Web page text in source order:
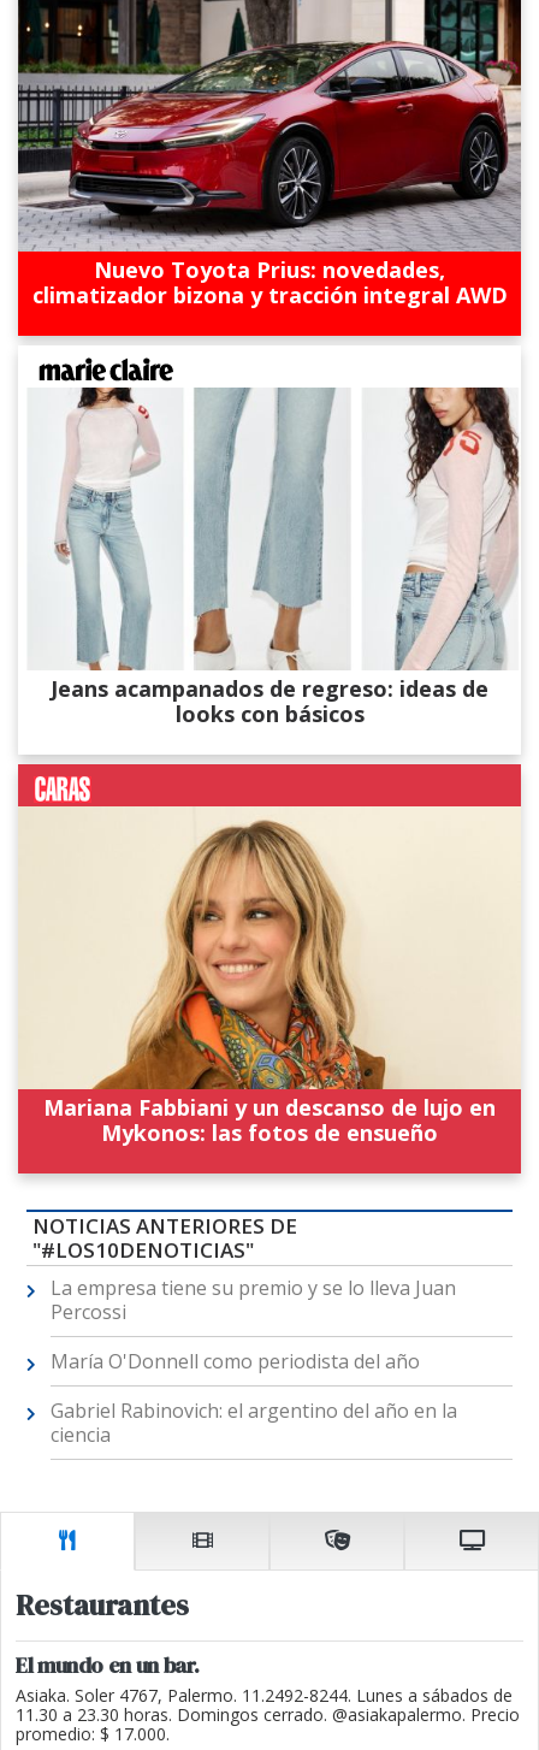
Nuevo Toyota Prius: novedades,
climatizador bizona y tracción integral AWD
Jeans acampanados de regreso: ideas de
looks con básicos
Mariana Fabbiani y un descanso de lujo en
Mykonos: las fotos de ensueño
NOTICIAS ANTERIORES DE
"#LOS10DENOTICIAS"
La empresa tiene su premio y se lo lleva Juan
Percossi
María O'Donnell como periodista del año
Gabriel Rabinovich: el argentino del año en la
ciencia
Restaurantes
El mundo en un bar.
Asiaka. Soler 4767, Palermo. 11.2492-8244. Lunes a sábados de
11.30 a 23.30 horas. Domingos cerrado. @asiakapalermo. Precio
promedio: $ 17.000.